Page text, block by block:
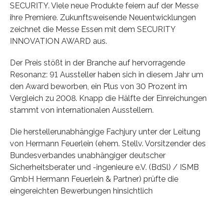
SECURITY. Viele neue Produkte feiern auf der Messe
ihre Premiere. Zukunftsweisende Neuentwicklungen
zeichnet die Messe Essen mit dem SECURITY
INNOVATION AWARD aus.
Der Preis stößt in der Branche auf hervorragende
Resonanz: 91 Aussteller haben sich in diesem Jahr um
den Award beworben, ein Plus von 30 Prozent im
Vergleich zu 2008. Knapp die Hälfte der Einreichungen
stammt von internationalen Ausstellern.
Die herstellerunabhängige Fachjury unter der Leitung
von Hermann Feuerlein (ehem. Stellv. Vorsitzender des
Bundesverbandes unabhängiger deutscher
Sicherheitsberater und -ingenieure e.V. (BdSl) / ISMB
GmbH Hermann Feuerlein & Partner) prüfte die
eingereichten Bewerbungen hinsichtlich